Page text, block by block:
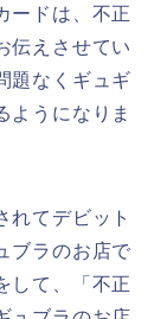
ードは、不正
伝えさせてい
題なくギュギ
ようになりま
れてデビット
ブラのお店で
して、「不正